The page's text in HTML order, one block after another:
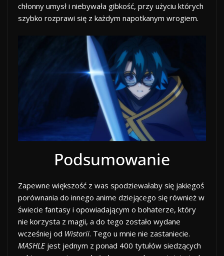
chłonny umysł i niebywała gibkość, przy użyciu których
szybko rozprawi się z każdym napotkanym wrogiem.
Podsumowanie
Zapewne większość z was spodziewałaby się jakiegoś
porównania do innego anime dziejącego się również w
świecie fantasy i opowiadającym o bohaterze, który
nie korzysta z magii, a do tego zostało wydane
wcześniej od Wistorii. Tego u mnie nie zastaniecie.
MASHLEjest jednym z ponad 400 tytułów siedzących